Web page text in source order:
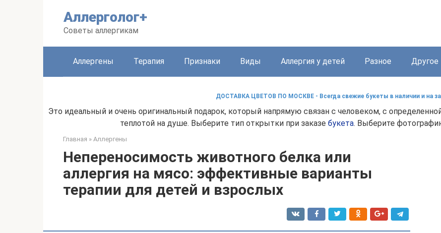
Аллерголог+
Советы аллергикам
Аллергены Терапия Признаки Виды Аллергия у детей Разное Другое
ДОСТАВКА ЦВЕТОВ ПО МОСКВЕ - Всегда свежие букеты в наличии и на
Это идеальный и очень оригинальный подарок, который напрямую связан с человеком, с
теплотой на душе. Выберите тип открытки при заказе букета. Выберите
Главная » Аллергены
Непереносимость животного белка или
аллергия на мясо: эффективные варианты
терапии для детей и взрослых